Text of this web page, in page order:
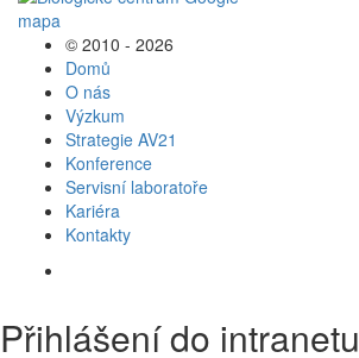
© 2010 - 2026
Domů
O nás
Výzkum
Strategie AV21
Konference
Servisní laboratoře
Kariéra
Kontakty
Přihlášení do intranetu